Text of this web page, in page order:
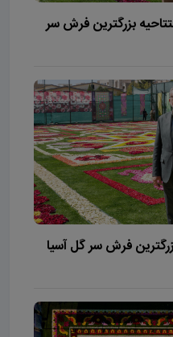
بزرگترین فرش سر
فرش سر گل آسیا